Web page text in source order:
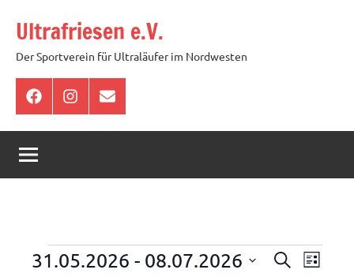
Inhalt
springen
Ultrafriesen e.V.
Der Sportverein für Ultraläufer im Nordwesten
FacebookInstagram
E-
Mail
Veranstaltungen SucheListe
31.05.2026 - 08.07.2026